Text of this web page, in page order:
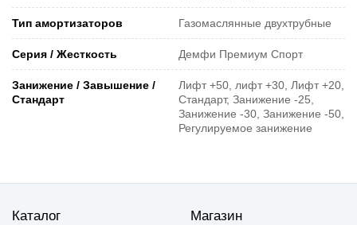
Тип амортизаторов Газомаслянные двухтрубные
Серия / Жесткость Демфи Премиум Спорт
Занижение / Завышение /
Стандарт
Лифт +50, лифт +30, Лифт +20,
Стандарт, Занижение -25,
Занижение -30, Занижение -50,
Регулируемое занижение
Каталог Магазин